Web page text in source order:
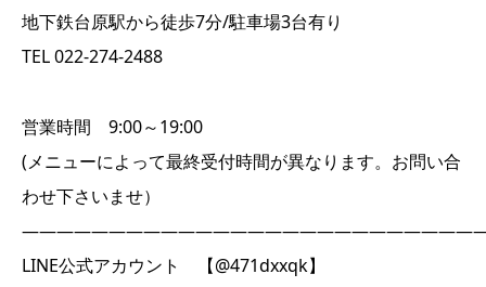
地下鉄台原駅から徒歩7分/駐車場3台有り
TEL 022-274-2488
営業時間 9:00～19:00
(メニューによって最終受付時間が異なります。お問い合
わせ下さいませ）
LINE公式アカウント 【@471dxxqk】